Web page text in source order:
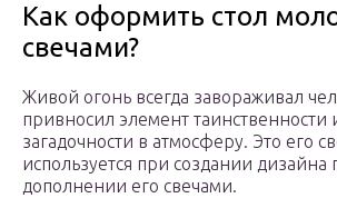
Как оформить стол
свечами?
Живой огонь всегда завораживал
привносил элемент таинственности
загадочности в атмосферу. Это его
используется при создании дизайна
дополнении его свечами.